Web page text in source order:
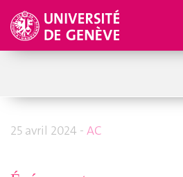
25 avril 2024 - AC